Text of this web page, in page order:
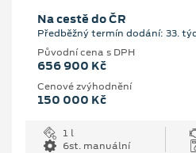
Na cestě do ČR
Předběžný termín dodání: 33.
Původní cena s DPH
656 900 Kč
Cenové zvýhodnění
150 000 Kč
1 l
6st. manuální